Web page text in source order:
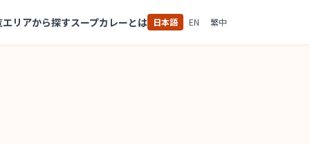
エリアから探すスープカレーとは 日本語 EN 繁中